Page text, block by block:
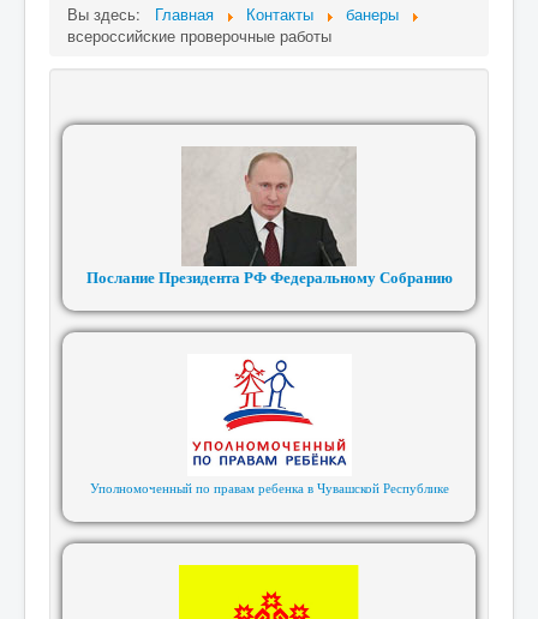
Вы здесь: Главная Контакты
банеры
всероссийские проверочные работы
Послание Президента РФ Федеральному Собранию
Уполномоченный по правам ребенка в Чувашской Республике